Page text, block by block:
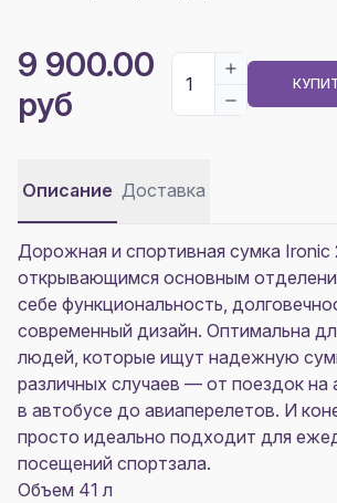
9 900.00
руб
Описание Доставка
Дорожная и спортивная сумка Ironic
открывающимся основным
себе функциональность,
современный дизайн. Оптимальна
людей, которые ищут надежную
различных случаев — от поездок на
в автобусе до авиаперелетов. И
просто идеально подходит для
посещений спортзала.
Объем 41 л